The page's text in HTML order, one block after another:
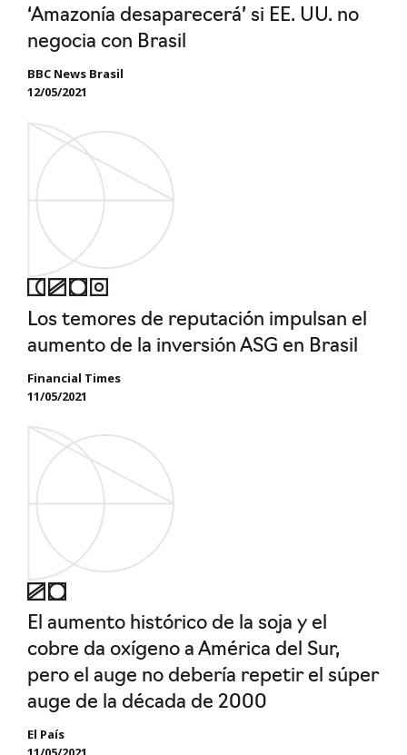
‘Amazonía desaparecerá’ si EE. UU. no
negocia con Brasil
BBC News Brasil
12/05/2021
Los temores de reputación impulsan el
aumento de la inversión ASG en Brasil
Financial Times
11/05/2021
El aumento histórico de la soja y el
cobre da oxígeno a América del Sur,
pero el auge no debería repetir el súper
auge de la década de 2000
El País